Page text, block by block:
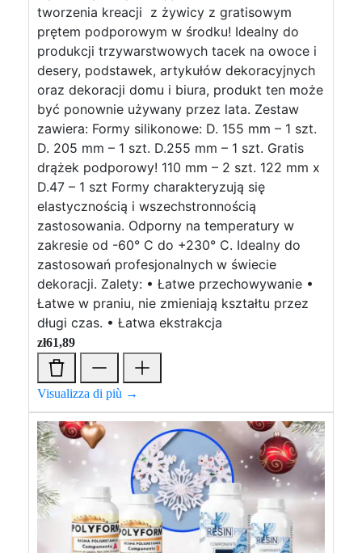
tworzenia kreacji z żywicy z gratisowym
prętem podporowym w środku! Idealny do
produkcji trzywarstwowych tacek na owoce i
desery, podstawek, artykułów dekoracyjnych
oraz dekoracji domu i biura, produkt ten może
być ponownie używany przez lata. Zestaw
zawiera: Formy silikonowe: D. 155 mm – 1 szt.
D. 205 mm – 1 szt. D.255 mm – 1 szt. Gratis
drążek podporowy! 110 mm – 2 szt. 122 mm x
D.47 – 1 szt Formy charakteryzują się
elastycznością i wszechstronnością
zastosowania. Odporny na temperatury w
zakresie od -60° C do +230° C. Idealny do
zastosowań profesjonalnych w świecie
dekoracji. Zalety: • Łatwe przechowywanie •
Łatwe w praniu, nie zmieniają kształtu przez
długi czas. • Łatwa ekstrakcja
zł61,89
Visualizza di più →